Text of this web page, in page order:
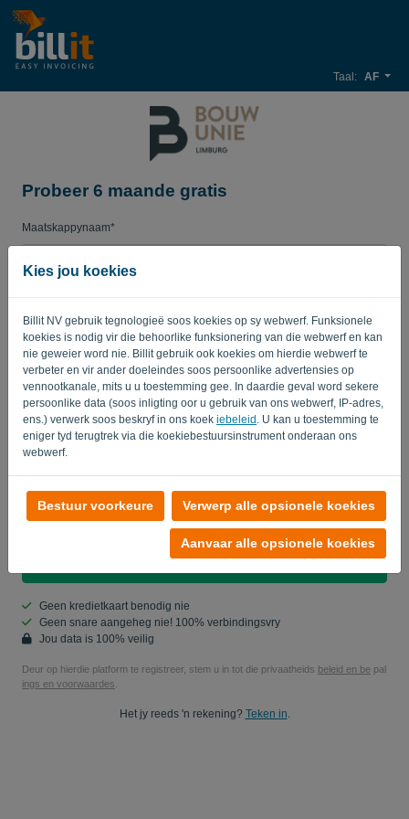
Kies jou koekies
Billit NV gebruik tegnologieë soos koekies op sy webwerf. Funksionele
koekies is nodig vir die behoorlike funksionering van die webwerf en kan
nie geweier word nie. Billit gebruik ook koekies om hierdie webwerf te
verbeter en vir ander doeleindes soos persoonlike advertensies op
vennootkanale, mits u u toestemming gee. In daardie geval word sekere
persoonlike data (soos inligting oor u gebruik van ons webwerf, IP-adres,
ens.) verwerk soos beskryf in ons koek iebeleid . U kan u toestemming te
eniger tyd terugtrek via die koekiebestuursinstrument onderaan ons
webwerf.
Bestuur voorkeure Verwerp alle opsionele koekies
Aanvaar alle opsionele koekies
Taal: AF
Probeer 6 maande gratis
Maatskappynaam*
Wagwoord
Land
Ja, jy mag my produktupdates studeer..
Ja, jy kan vir my bemarkingsopdaterings stuur.
Geen kredietkaart benodig nie
Geen snare aangeheg nie! 100% verbindingsvry
Jou data is 100% veilig
Deur op hierdie platform te registreer, stem u in tot die privaatheids beleid en be pal
ings en voorwaardes
Het jy reeds 'n rekening? Teken in.